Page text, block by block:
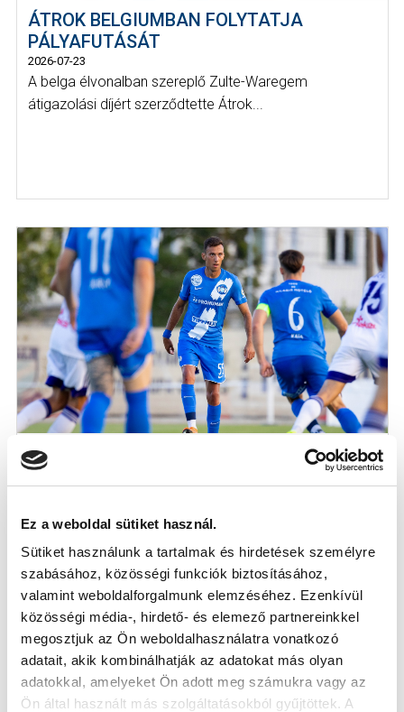
Ez a weboldal sütiket használ.
Sütiket használunk a tartalmak és hirdetések személyre
szabásához, közösségi funkciók biztosításához,
valamint weboldalforgalmunk elemzéséhez. Ezenkívül
közösségi média-, hirdető- és elemező partnereinkkel
megosztjuk az Ön weboldalhasználatra vonatkozó
adatait, akik kombinálhatják az adatokat más olyan
adatokkal, amelyeket Ön adott meg számukra vagy az
Ön által használt más szolgáltatásokból gyűjtöttek. A
ÁTROK BELGIUMBAN FOLYTATJA
PÁLYAFUTÁSÁT
2026-07-23
A belga élvonalban szereplő Zulte-Waregem
átigazolási díjért szerződtette Átrok...
STIPE RADIĆ: „A LIGA LEGJOBB VÉDŐJE
AKAROK LENNI!" (VIDEÓ)
Nyáron érkezett védőnk komoly célokkal vág neki a